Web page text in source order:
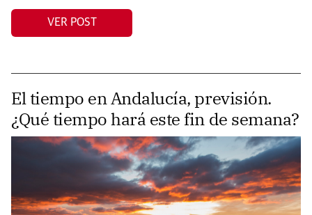
VER POST
El tiempo en Andalucía, previsión.
¿Qué tiempo hará este fin de semana?